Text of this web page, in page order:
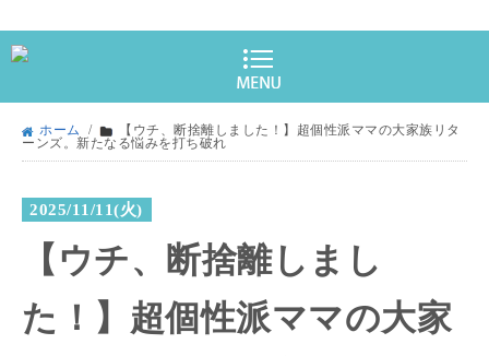
ホーム /
【ウチ、断捨離しました！】超個性派ママの大家族リタ
ーンズ。新たなる悩みを打ち破れ
2025/11/11(火)
【ウチ、断捨離しまし
た！】超個性派ママの大家